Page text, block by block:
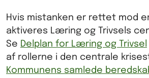
Hvis mistanken er rettet mod
aktiveres Læring og Trivsels
Se Delplan for Læring og Trivsel
af rollerne i den centrale
Kommunens samlede